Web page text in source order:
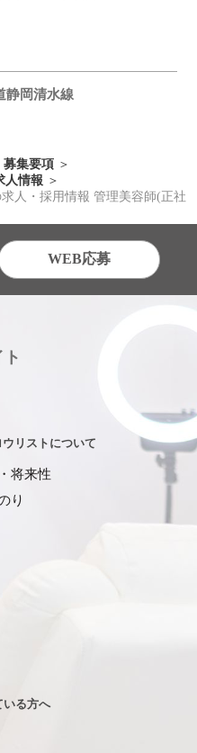
静岡清水線
募集要項
人情報
人・採用情報 管理美容師(正社
WEB応募
ウリストについて
将来性
り
いる方へ